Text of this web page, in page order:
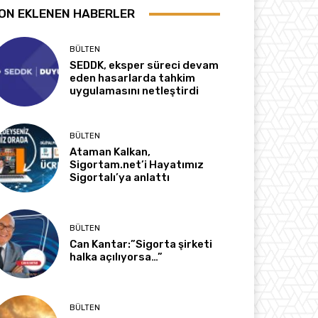
EKLENEN HABERLER
BÜLTEN
SEDDK, eksper süreci devam
eden hasarlarda tahkim
uygulamasını netleştirdi
BÜLTEN
Ataman Kalkan,
Sigortam.net’i Hayatımız
Sigortalı’ya anlattı
BÜLTEN
Can Kantar:”Sigorta şirketi
halka açılıyorsa…”
BÜLTEN